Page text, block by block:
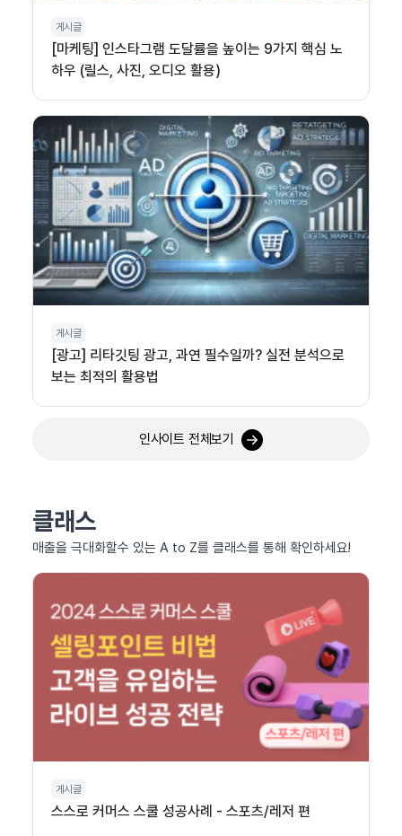
게시글
[마케팅] 인스타그램 도달률을 높이는 9가지 핵심 노
하우 (릴스, 사진, 오디오 활용)
게시글
[광고] 리타깃팅 광고, 과연 필수일까? 실전 분석으로
보는 최적의 활용법
인사이트 전체보기
클래스
매출을 극대화할수 있는 A to Z를 클래스를 통해 확인하세요!
게시글
스스로 커머스 스쿨 성공사례 - 스포츠/레저 편